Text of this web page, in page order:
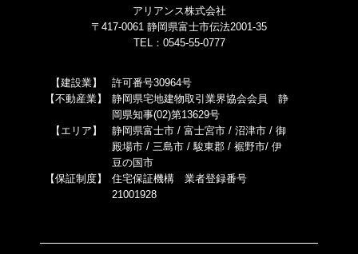
アリアンス株式会社
〒417-0061 静岡県富士市伝法2001-35
TEL：0545-55-0777
【建設業】
許可番号30964号
【不動産業】
静岡県宅地建物取引業界協会会員 静
岡県知事(02)第13629号
【エリア】
静岡県富士市 / 富士宮市 / 沼津市 / 御
殿場市 / 三島市 / 駿東郡 / 裾野市/ 伊
豆の国市
【保証制度】
住宅保証機構 業者登録番号
21001928